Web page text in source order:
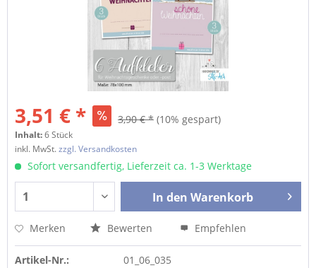
3,51 € * 3,90 € * (10% gespart)
Inhalt:6 Stück
inkl. MwSt.zzgl. Versandkosten
Sofort versandfertig, Lieferzeit ca. 1-3 Werktage
In den Warenkorb
Merken Bewerten Empfehlen
Artikel-Nr.: 01_06_035